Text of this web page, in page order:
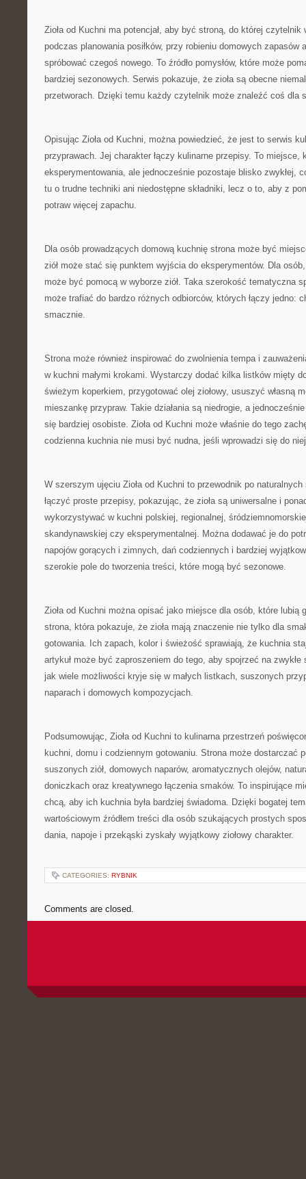
Zioła od Kuchni ma potencjał, aby być stroną, do której czytelnik
podczas planowania posiłków, przy robieniu domowych zapasów
spróbować czegoś nowego. To źródło pomysłów, które może
bardziej sezonowych. Serwis pokazuje, że zioła są obecne
przetworach. Dzięki temu każdy czytelnik może znaleźć coś dla
Opisując Zioła od Kuchni, można powiedzieć, że jest to serwis
przyprawach. Jej charakter łączy kulinarne przepisy. To miejsce,
eksperymentowania, ale jednocześnie pozostaje blisko zwykłej,
tu o trudne techniki ani niedostępne składniki, lecz o to, aby z
potraw więcej zapachu.
Dla osób prowadzących domową kuchnię strona może być
ziół może stać się punktem wyjścia do eksperymentów. Dla
może być pomocą w wyborze ziół. Taka szerokość tematyczna
może trafiać do bardzo różnych odbiorców, których łączy jedno:
smacznie.
Strona może również inspirować do zwolnienia tempa i
w kuchni małymi krokami. Wystarczy dodać kilka listków mięty
świeżym koperkiem, przygotować olej ziołowy, ususzyć własną
mieszankę przypraw. Takie działania są niedrogie, a
się bardziej osobiste. Zioła od Kuchni może właśnie do tego
codzienna kuchnia nie musi być nudna, jeśli wprowadzi się do
W szerszym ujęciu Zioła od Kuchni to przewodnik po
łączyć proste przepisy, pokazując, że zioła są uniwersalne i
wykorzystywać w kuchni polskiej, regionalnej,
skandynawskiej czy eksperymentalnej. Można dodawać je do
napojów gorących i zimnych, dań codziennych i bardziej
szerokie pole do tworzenia treści, które mogą być sezonowe.
Zioła od Kuchni można opisać jako miejsce dla osób, które lubią
strona, która pokazuje, że zioła mają znaczenie nie tylko dla
gotowania. Ich zapach, kolor i świeżość sprawiają, że kuchnia
artykuł może być zaproszeniem do tego, aby spojrzeć na zwykłe
jak wiele możliwości kryje się w małych listkach, suszonych
naparach i domowych kompozycjach.
Podsumowując, Zioła od Kuchni to kulinarna przestrzeń
kuchni, domu i codziennym gotowaniu. Strona może dostarczać
suszonych ziół, domowych naparów, aromatycznych olejów,
doniczkach oraz kreatywnego łączenia smaków. To inspirujące
chcą, aby ich kuchnia była bardziej świadoma. Dzięki bogatej
wartościowym źródłem treści dla osób szukających prostych
dania, napoje i przekąski zyskały wyjątkowy ziołowy charakter.
CATEGORIES: RYBNIK
Comments are closed.